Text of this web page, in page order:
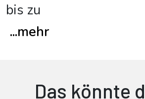
bis zu
...mehr
Das könnte